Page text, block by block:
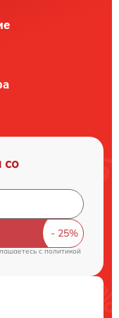
со
cполитикой